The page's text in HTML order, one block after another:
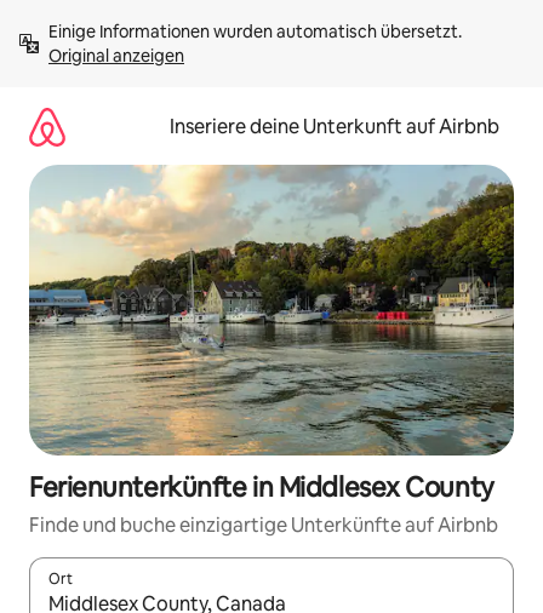
Inhalten
springenOriginal anzeigen
Inseriere deine Unterkunft auf Airbnb
Ferienunterkünfte in Middlesex County
Finde und buche einzigartige Unterkünfte auf Airbnb
Ort
Wenn Ergebnisse verfügbar sind, navigiere mit den